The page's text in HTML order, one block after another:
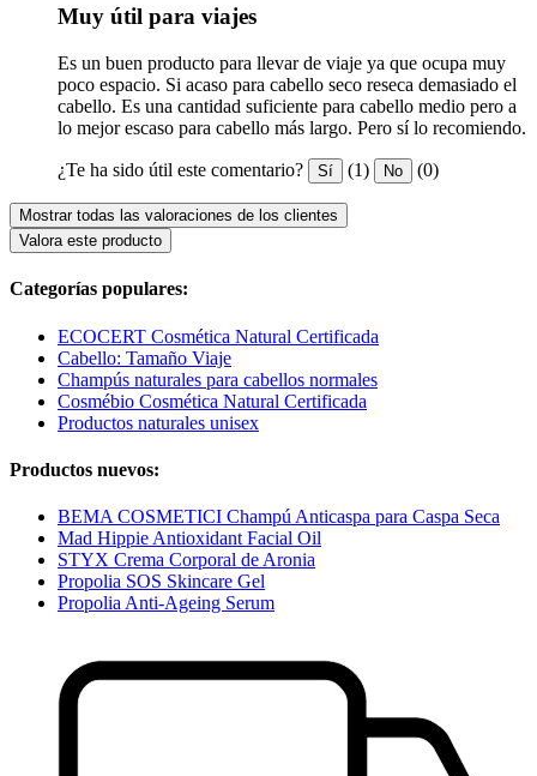
Muy útil para viajes
Es un buen producto para llevar de viaje ya que ocupa muy
poco espacio. Si acaso para cabello seco reseca demasiado el
cabello. Es una cantidad suficiente para cabello medio pero a
lo mejor escaso para cabello más largo. Pero sí lo recomiendo.
¿Te ha sido útil este comentario? Sí (1) No (0)
Mostrar todas las valoraciones de los clientes
Valora este producto
Categorías populares:
ECOCERT Cosmética Natural Certificada
Cabello: Tamaño Viaje
Champús naturales para cabellos normales
Cosmébio Cosmética Natural Certificada
Productos naturales unisex
Productos nuevos:
BEMA COSMETICI Champú Anticaspa para Caspa Seca
Mad Hippie Antioxidant Facial Oil
STYX Crema Corporal de Aronia
Propolia SOS Skincare Gel
Propolia Anti-Ageing Serum